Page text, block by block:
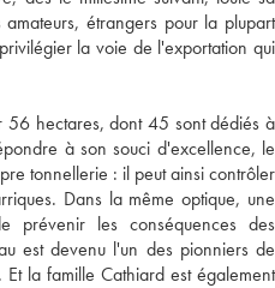
étrangers pour la plupart
la voie de l'exportation qui
56 hectares, dont 45 sont dédiés à
à son souci d'excellence, le
tonnellerie : il peut ainsi contrôler
Dans la même optique, une
prévenir les conséquences des
est devenu l'un des pionniers de
la famille Cathiard est également